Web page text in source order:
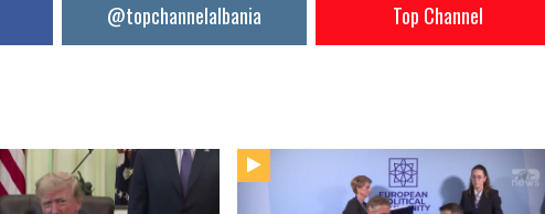
@topchannelalbania Top Channel